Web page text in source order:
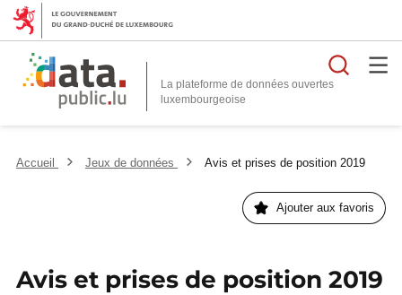
La plateforme de données ouvertes
Accueil Jeux de données Avis et prises de position 2019
Ajouter aux favoris
Avis et prises de position 2019